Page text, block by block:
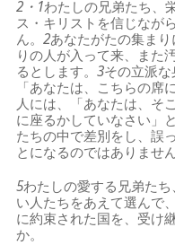
2・1わたしの兄弟たち、
ス・キリストを信じなが
ん。2あなたがたの集ま
りの人が入って来、また
るとします。3その立派な
「あなたは、こちらの
人には、「あなたは、そ
に座るかしていなさい」
たちの中で差別をし、誤
とになるのではありません
5わたしの愛する兄弟た
い人たちをあえて選んで
に約束された国を、受け
か。